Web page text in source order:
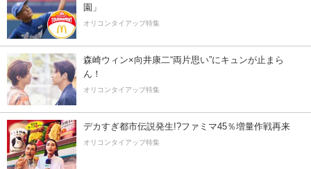
園」
オリコンタイアップ特集
森崎ウィン×向井康二“両片思い”にキュンが止まら
ん！
オリコンタイアップ特集
デカすぎ都市伝説発生!?ファミマ45％増量作戦再来
オリコンタイアップ特集